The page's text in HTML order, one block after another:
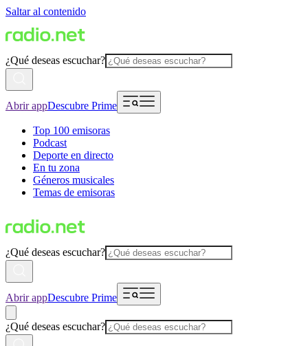
Saltar al contenido
¿Qué deseas escuchar?
Abrir appDescubre Prime
Top 100 emisoras
Podcast
Deporte en directo
En tu zona
Géneros musicales
Temas de emisoras
¿Qué deseas escuchar?
Abrir appDescubre Prime
¿Qué deseas escuchar?